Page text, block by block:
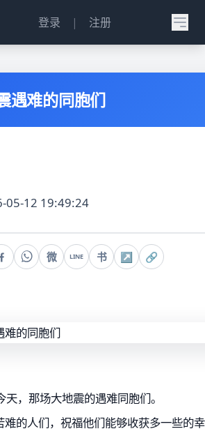
登录 | 注册
遇难的同胞们
05-12 19:49:24
微 LINE 书 ↗ 🔗
，那场大地震的遇难同胞们。
难的人们，祝福他们能够收获多一些的